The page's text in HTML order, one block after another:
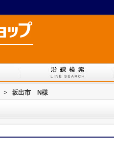
> 坂出市 N様